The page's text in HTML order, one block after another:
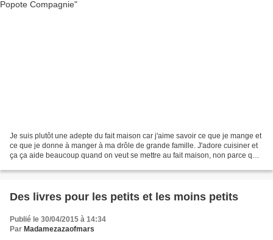
Je suis plutôt une adepte du fait maison car j'aime savoir ce que je mange et
ce que je donne à manger à ma drôle de grande famille. J'adore cuisiner et
ça ça aide beaucoup quand on veut se mettre au fait maison, non parce que
Des livres pour les petits et les moins petits
Publié le 30/04/2015 à 14:34
Par Madamezazaofmars